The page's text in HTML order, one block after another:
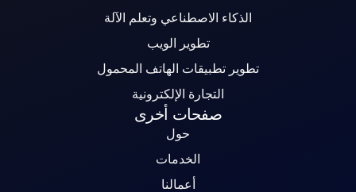
الذكاء الاصطناعي وتعلم الآلة
تطوير الويب
تطوير تطبيقات الهاتف المحمول
التجارة الإلكترونية
صفحات أخرى
حول
الخدمات
أعمالنا